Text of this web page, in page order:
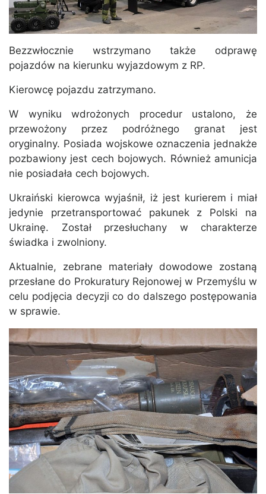
Bezzwłocznie wstrzymano także odprawę
pojazdów na kierunku wyjazdowym z RP.
Kierowcę pojazdu zatrzymano.
W wyniku wdrożonych procedur ustalono, że
przewożony przez podróżnego granat jest
oryginalny. Posiada wojskowe oznaczenia jednakże
pozbawiony jest cech bojowych. Również amunicja
nie posiadała cech bojowych.
Ukraiński kierowca wyjaśnił, iż jest kurierem i miał
jedynie przetransportować pakunek z Polski na
Ukrainę. Został przesłuchany w charakterze
świadka i zwolniony.
Aktualnie, zebrane materiały dowodowe zostaną
przesłane do Prokuratury Rejonowej w Przemyślu w
celu podjęcia decyzji co do dalszego postępowania
w sprawie.